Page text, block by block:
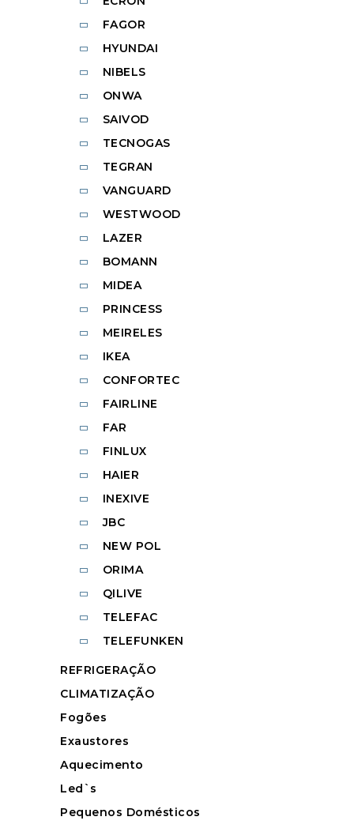
FAGOR
HYUNDAI
NIBELS
ONWA
SAIVOD
TECNOGAS
TEGRAN
VANGUARD
WESTWOOD
LAZER
BOMANN
MIDEA
PRINCESS
MEIRELES
IKEA
CONFORTEC
FAIRLINE
FAR
FINLUX
HAIER
INEXIVE
JBC
NEW POL
ORIMA
QILIVE
TELEFAC
TELEFUNKEN
REFRIGERAÇÃO
CLIMATIZAÇÃO
Fogões
Exaustores
Aquecimento
Led`s
Pequenos Domésticos